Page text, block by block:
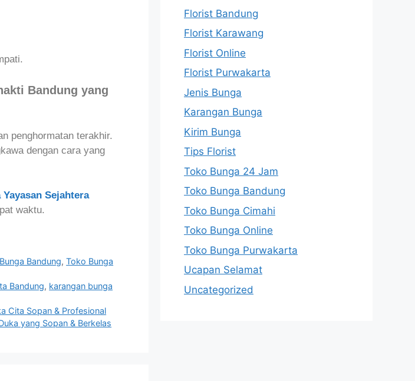
Bandung yang
penghormatan terakhir.
dengan cara yang
Sejahtera
waktu.
Bandung,Toko Bunga
Bandung, karangan bunga
Cita Sopan & Profesional
yang Sopan & Berkelas
Florist Bandung
Florist Karawang
Florist Online
Florist Purwakarta
Jenis Bunga
Karangan Bunga
Kirim Bunga
Tips Florist
Toko Bunga 24 Jam
Toko Bunga Bandung
Toko Bunga Cimahi
Toko Bunga Online
Toko Bunga Purwakarta
Ucapan Selamat
Uncategorized